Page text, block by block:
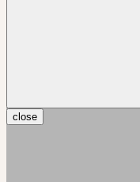
close